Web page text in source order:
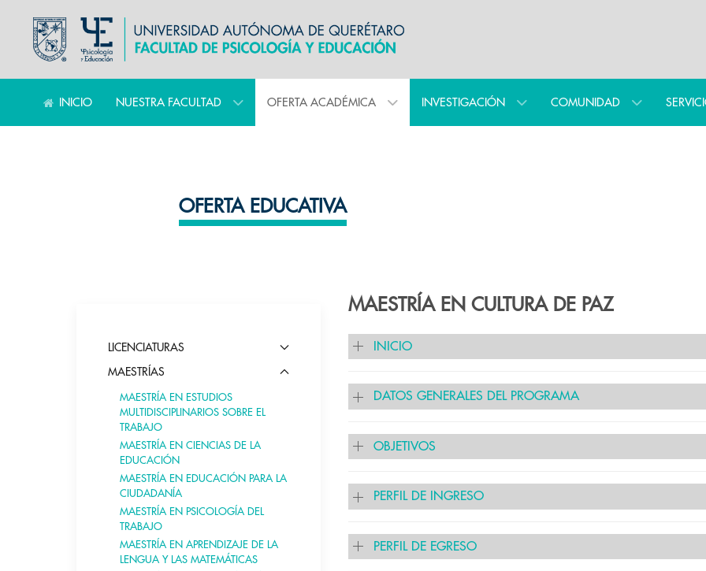
INICIO NUESTRA FACULTAD OFERTA ACADÉMICA INVESTIGACIÓN COMUNIDAD
OFERTA EDUCATIVA
LICENCIATURAS
MAESTRÍAS
MAESTRÍA EN ESTUDIOS
MULTIDISCIPLINARIOS SOBRE EL
TRABAJO
MAESTRÍA EN CIENCIAS DE LA
EDUCACIÓN
MAESTRÍA EN EDUCACIÓN PARA LA
CIUDADANÍA
MAESTRÍA EN PSICOLOGÍA DEL
TRABAJO
MAESTRÍA EN APRENDIZAJE DE LA
LENGUA Y LAS MATEMÁTICAS
MAESTRÍA EN CULTURA DE PAZ
INICIO
DATOS GENERALES DEL PROGRAMA
OBJETIVOS
PERFIL DE INGRESO
PERFIL DE EGRESO